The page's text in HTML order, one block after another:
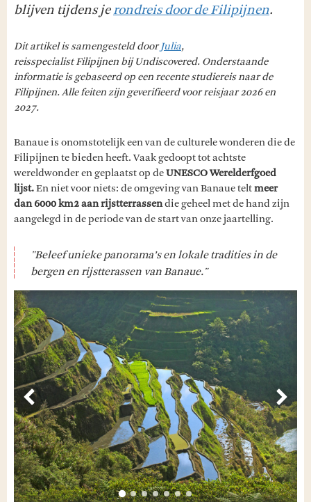
blijven tijdens jerondreis door de Filipijnen.
Dit artikel is samengesteld doorJulia,
reisspecialist Filipijnen bij Undiscovered. Onderstaande
informatie is gebaseerd op een recente studiereis naar de
Filipijnen. Alle feiten zijn geverifieerd voor reisjaar 2026 en
2027.
Banaue is onomstotelijk een van de culturele wonderen die de
Filipijnen te bieden heeft. Vaak gedoopt tot achtste
wereldwonder en geplaatst op deUNESCO Werelderfgoed
lijst.En niet voor niets: de omgeving van Banaue teltmeer
dan 6000 km2 aan rijstterrassendie geheel met de hand zijn
aangelegd in de periode van de start van onze jaartelling.
"Beleef unieke panorama’s en lokale tradities in de
bergen en rijstterassen van Banaue."
Vorige